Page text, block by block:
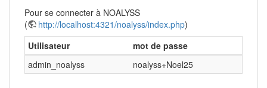
Pour se connecter à NOALYSS
(
http://localhost:4321/noalyss/index.php)
Utilisateur
mot de passe
admin_noalyss
noalyss+Noel25